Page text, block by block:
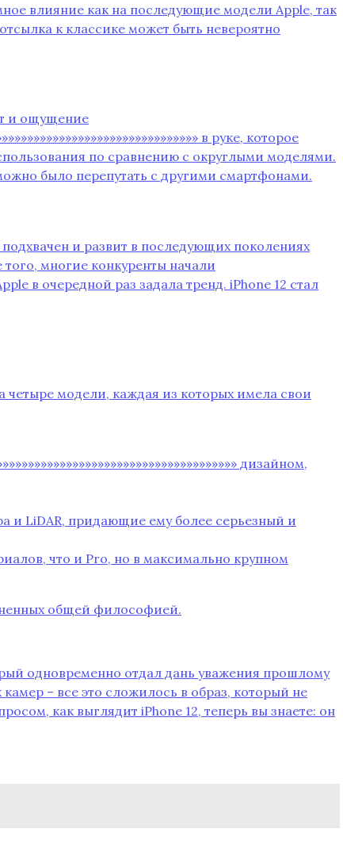
влияние как на последующие модели Apple‚ так
к классике может быть невероятно
и ощущение
в руке‚ которое
по сравнению с округлыми моделями.
было перепутать с другими смартфонами.
и развит в последующих поколениях
того‚ многие конкуренты начали
в очередной раз задала тренд. iPhone 12 стал
четыре модели‚ каждая из которых имела свои
дизайном‚
и LiDAR‚ придающие ему более серьезный и
что и Pro‚ но в максимально крупном
общей философией.
одновременно отдал дань уважения прошлому
– все это сложилось в образ‚ который не
как выглядит iPhone 12‚ теперь вы знаете: он